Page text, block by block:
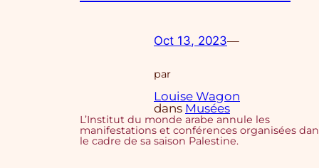
Oct 13, 2023—
par
Louise Wagon
dans Musées
L’Institut du monde arabe annule les
manifestations et conférences organisées
le cadre de sa saison Palestine.